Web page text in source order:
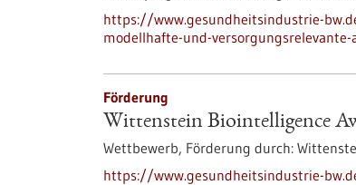
https://www.gesundheitsindustrie-
modellhafte-und-
Förderung
Wittenstein Biointelligence
Wettbewerb, Förderung durch:
https://www.gesundheitsindustrie-